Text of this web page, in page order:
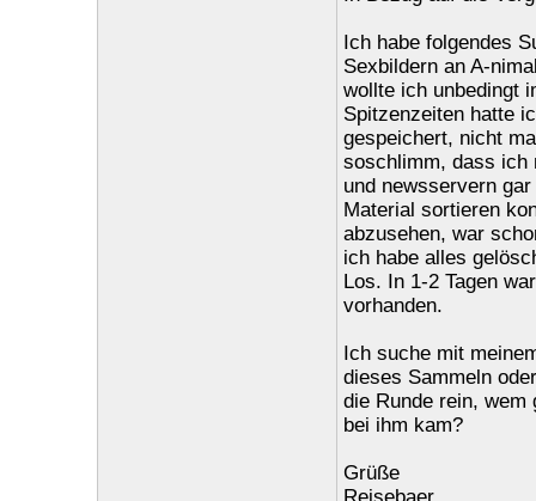
Ich habe folgendes
Sexbildern an A-
wollte ich unbedingt
Spitzenzeiten hatte
gespeichert, nicht
soschlimm, dass ich
und newsservern
Material sortieren
abzusehen, war
ich habe alles
Los. In 1-2 Tagen
vorhanden.
Ich suche mit
dieses Sammeln
die Runde rein, wem
bei ihm kam?
Grüße